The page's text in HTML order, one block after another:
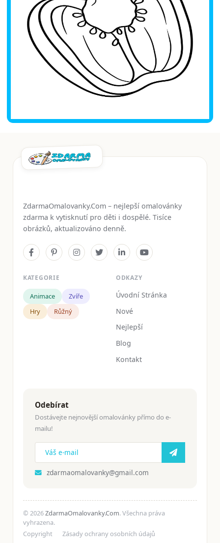
ZdarmaOmalovanky.Com – nejlepší omalovánky
zdarma k vytisknutí pro děti i dospělé. Tisíce
obrázků, aktualizováno denně.
KATEGORIE
Animace
Zvíře
Hry
Růžný
ODKAZY
Úvodní Stránka
Nové
Nejlepší
Blog
Kontakt
Odebírat
Dostávejte nejnovější omalovánky přímo do e-
mailu!
zdarmaomalovanky@gmail.com
© 2026ZdarmaOmalovanky.Com. Všechna práva
vyhrazena.
Copyright
Zásady ochrany osobních údajů